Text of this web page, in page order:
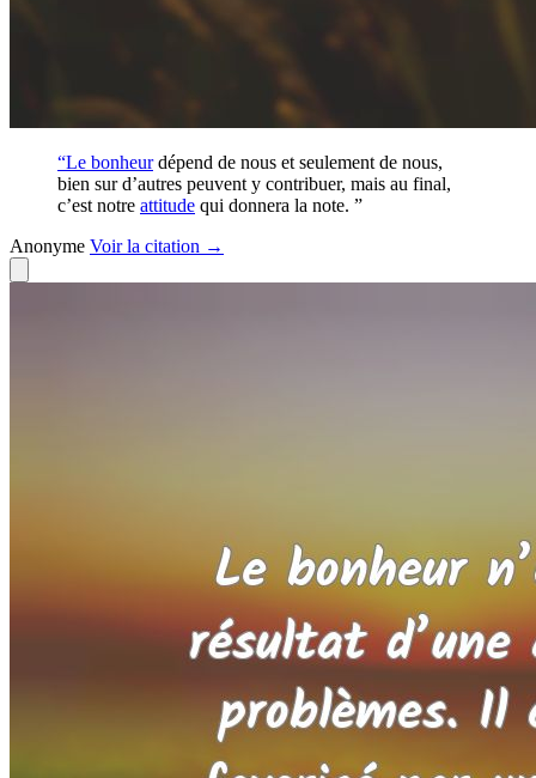
“Le bonheurdépend de nous et seulement de nous,
bien sur d’autres peuvent y contribuer, mais au final,
c’est notre attitude qui donnera la note. ”
Anonyme Voirla citation →